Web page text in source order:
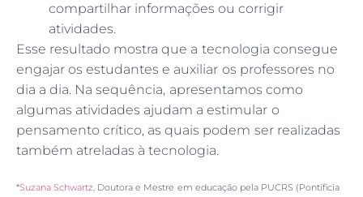
compartilhar informações ou corrigir
atividades.
Esse resultado mostra que a tecnologia consegue
engajar os estudantes e auxiliar os professores no
dia a dia. Na sequência, apresentamos como
algumas atividades ajudam a estimular o
pensamento crítico, as quais podem ser realizadas
também atreladas à tecnologia.
*Suzana Schwartz, Doutora e Mestre em educação pela PUCRS (Pontíficia